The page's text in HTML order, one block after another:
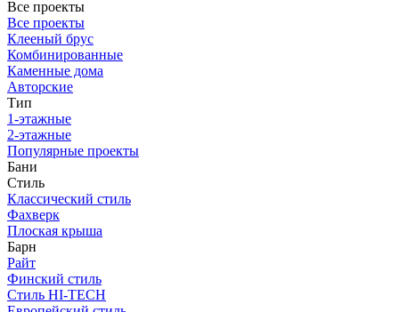
Все проекты
Все проекты
Клееный брус
Комбинированные
Каменные дома
Авторские
Тип
1-этажные
2-этажные
Популярные проекты
Бани
Стиль
Классический стиль
Фахверк
Плоская крыша
Барн
Райт
Финский стиль
Стиль HI-TECH